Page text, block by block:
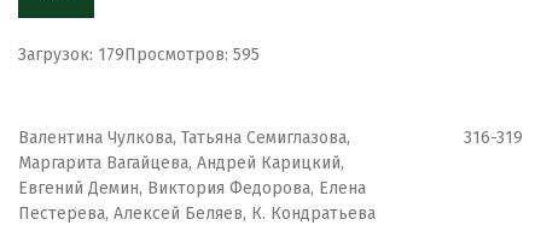
Загрузок: 179Просмотров: 595
Валентина Чулкова, Татьяна Семиглазова,
Маргарита Вагайцева, Андрей Карицкий,
Евгений Демин, Виктория Федорова, Елена
Пестерева, Алексей Беляев, К. Кондратьева
316-319